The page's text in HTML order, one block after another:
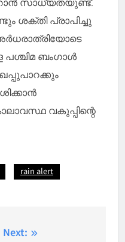
ശക്തി പ്രാപിച്ചു
അര്‍ധരാത്രിയോടെ
ബംഗാള്‍
വകുപ്പിന്റെ
rain alert
Next: